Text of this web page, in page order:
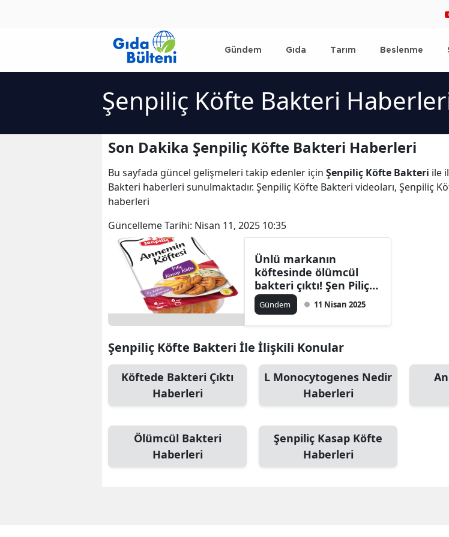
Gündem Gıda Tarım Beslenme
Şenpiliç Köfte Bakteri
Son Dakika Şenpiliç Köfte Bakteri Haberleri
Bu sayfada güncel gelişmeleri takip edenler için Şenpiliç Köfte Bakteri ile
Bakteri haberleri sunulmaktadır. Şenpiliç Köfte Bakteri videoları, Şenpiliç
haberleri
Güncelleme Tarihi: Nisan 11, 2025 10:35
Ünlü markanın
köftesinde ölümcül
bakteri çıktı! Şen Piliç
ne dedi?
Gündem 11 Nisan 2025
Şenpiliç Köfte Bakteri İle İlişkili Konular
Köftede Bakteri Çıktı
Haberleri
L Monocytogenes Nedir
Haberleri
Ölümcül Bakteri
Haberleri
Şenpiliç Kasap Köfte
Haberleri